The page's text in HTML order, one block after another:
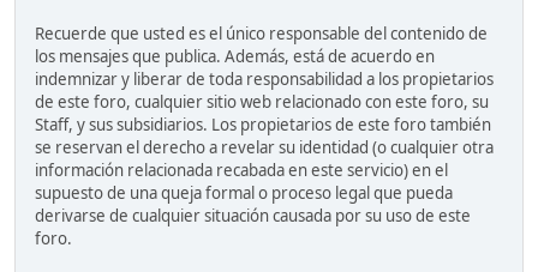
Recuerde que usted es el único responsable del contenido de
los mensajes que publica. Además, está de acuerdo en
indemnizar y liberar de toda responsabilidad a los propietarios
de este foro, cualquier sitio web relacionado con este foro, su
Staff, y sus subsidiarios. Los propietarios de este foro también
se reservan el derecho a revelar su identidad (o cualquier otra
información relacionada recabada en este servicio) en el
supuesto de una queja formal o proceso legal que pueda
derivarse de cualquier situación causada por su uso de este
foro.